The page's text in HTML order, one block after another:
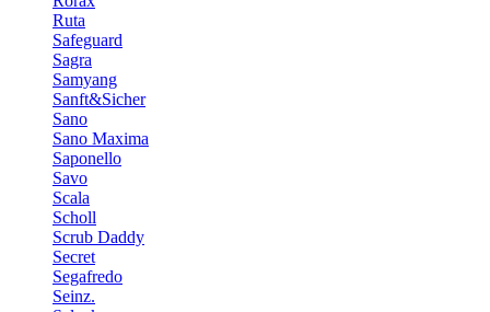
Ruta
Safeguard
Sagra
Samyang
Sanft&Sicher
Sano
Sano Maxima
Saponello
Savo
Scala
Scholl
Scrub Daddy
Secret
Segafredo
Seinz.